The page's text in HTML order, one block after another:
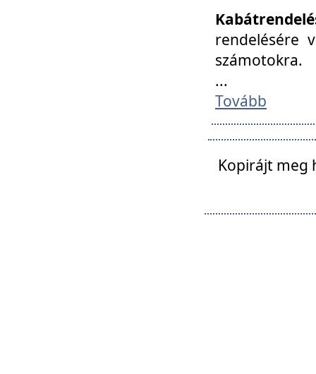
rendelésére
számotokra.
...
Tovább
Kopirájt meg